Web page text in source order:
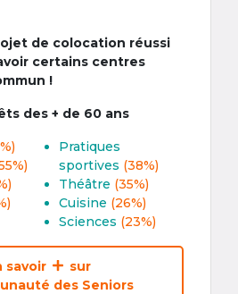
de colocation réussi
certains centres
!
des + de 60 ans
Pratiques
sportives (38%)
Théâtre (35%)
Cuisine (26%)
Sciences (23%)
savoir
sur
des Seniors